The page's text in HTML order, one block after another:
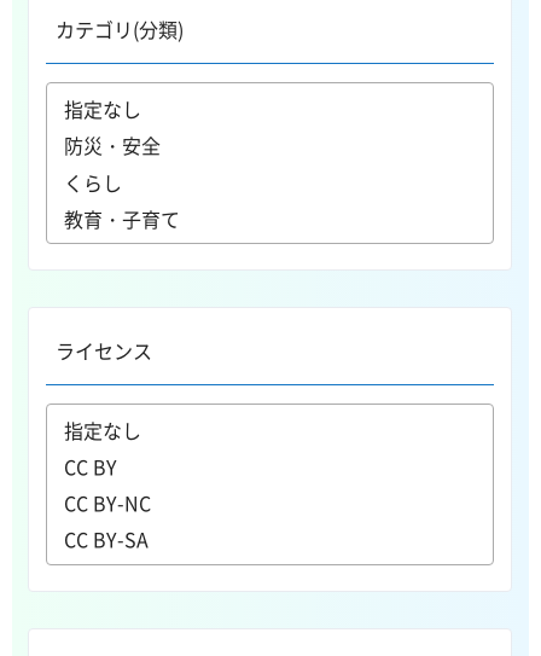
カテゴリ(分類)
ライセンス